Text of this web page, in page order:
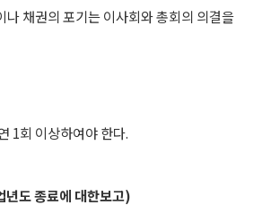
나 채권의 포기는 이사회와 총회의 의결을
1회 이상하여야 한다.
도 종료에 대한보고)